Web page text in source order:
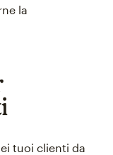
la
tuoi clienti da